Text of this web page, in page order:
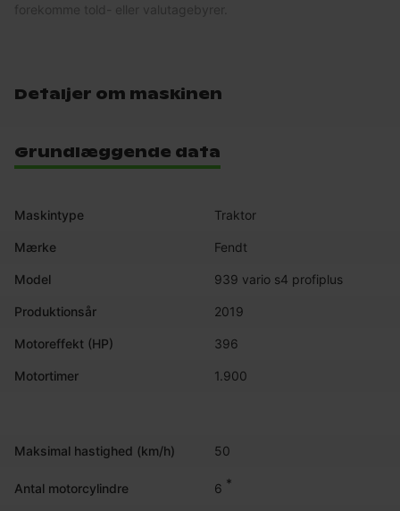
forekomme told- eller valutagebyrer.
Detaljer om maskinen
Grundlæggende data
Maskintype Traktor
Mærke Fendt
Model 939 vario s4 profiplus
Produktionsår 2019
Motoreffekt (HP) 396
Motortimer 1.900
Maksimal hastighed (km/h) 50
Antal motorcylindre 6 *